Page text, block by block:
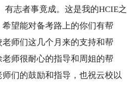
有志者事竟成。这是我的HCIE之
望能对备考路上的你们有帮
师们这几个月来的支持和帮
师很耐心的指导和周姐的帮
们的鼓励和指导，也祝云校以